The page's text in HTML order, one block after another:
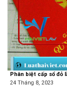
Phân biệt cấp sổ đỏ
24 Tháng 8, 2023